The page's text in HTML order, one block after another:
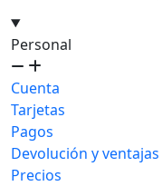
Personal
Cuenta
Tarjetas
Pagos
Devolución y ventajas
Precios